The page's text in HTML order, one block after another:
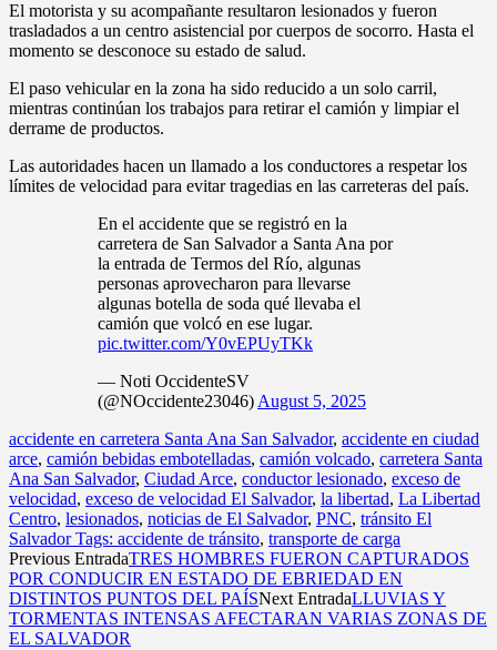
El motorista y su acompañante resultaron lesionados y fueron
trasladados a un centro asistencial por cuerpos de socorro. Hasta el
momento se desconoce su estado de salud.
El paso vehicular en la zona ha sido reducido a un solo carril,
mientras continúan los trabajos para retirar el camión y limpiar el
derrame de productos.
Las autoridades hacen un llamado a los conductores a respetar los
límites de velocidad para evitar tragedias en las carreteras del país.
En el accidente que se registró en la
carretera de San Salvador a Santa Ana por
la entrada de Termos del Río, algunas
personas aprovecharon para llevarse
algunas botella de soda qué llevaba el
camión que volcó en ese lugar.
pic.twitter.com/Y0vEPUyTKk
— Noti OccidenteSV
(@NOccidente23046) August 5, 2025
accidente en carretera Santa Ana San Salvador, accidente en ciudad
arce, camión bebidas embotelladas, camión volcado, carretera Santa
Ana San Salvador, Ciudad Arce, conductor lesionado, exceso de
velocidad, exceso de velocidad El Salvador, la libertad, La Libertad
Centro, lesionados, noticias de El Salvador, PNC, tránsito El
Salvador Tags: accidente de tránsito, transporte de carga
Previous EntradaTRES HOMBRES FUERON CAPTURADOS
POR CONDUCIR EN ESTADO DE EBRIEDAD EN
DISTINTOS PUNTOS DEL PAÍSNext EntradaLLUVIAS Y
TORMENTAS INTENSAS AFECTARAN VARIAS ZONAS DE
EL SALVADOR